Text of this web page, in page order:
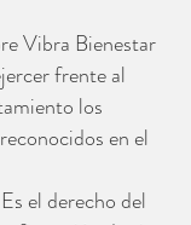
Vibra Bienestar
frente al
los
en el
el derecho del